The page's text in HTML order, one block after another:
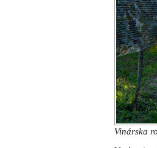
kamaráta
úľoch
jeho
Deti
000
keď
Počas